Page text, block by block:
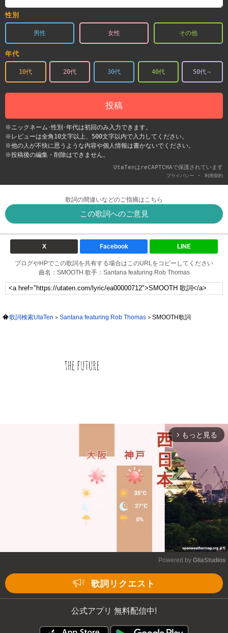
性別
男性 女性 その他
年代
10代 20代 30代 40代 50代～
投稿
※ニックネーム･性別･年代は初回のみ入力できます。
※レビューは全角10文字以上、500文字以内で入力してください。
※他の人が不快に思うような内容や個人情報は書かないでください。
※投稿後の編集・削除はできません。
UtaTenはreCAPTCHAで保護されています
プライバシー - 利用契約
歌詞の間違いなどのご指摘はこちら
この歌詞へのご意見
X Facebook LINE
ブログやHPでこの歌詞を共有する場合はこのURLをコピーしてください
曲名：SMOOTH 歌手：Santana featuring Rob Thomas
歌詞検索UtaTen Santana featuring Rob Thomas SMOOTH歌詞
arrow_forward_ios もっと見る
Powered by GliaStudios
歌詞リクエスト
公式アプリ 無料配信中!